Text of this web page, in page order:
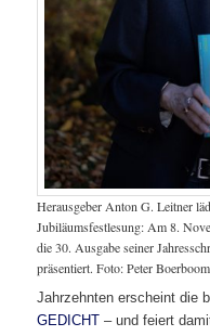
Herausgeber Anton G. Leitner
Jubiläumsfestlesung: Am 8.
die 30. Ausgabe seiner
präsentiert. Foto: Peter
Jahrzehnten erscheint die
GEDICHT – und feiert